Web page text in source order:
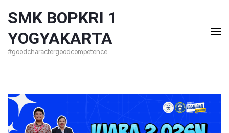
ke
konten
SMK BOPKRI 1
YOGYAKARTA
#goodcharactergoodcompetence